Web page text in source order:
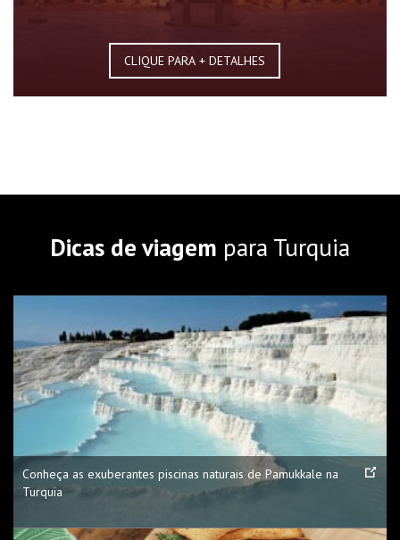
CLIQUE PARA + DETALHES
Dicas de viagem para Turquia
Conheça as exuberantes piscinas naturais de Pamukkale na
Turquia